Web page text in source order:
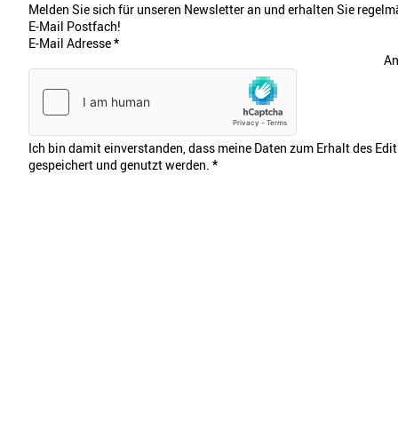
Melden Sie sich für unseren Newsletter an und erhalten Sie
E-Mail Postfach!
E-Mail Adresse*
Ich bin damit einverstanden, dass meine Daten zum Erhalt des
gespeichert und genutzt werden. *